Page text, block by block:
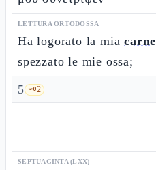
LETTURA ORTODOSSA
Ha logorato la miacarne
spezzato le mie ossa;
5 🗝️2
SEPTUAGINTA (LXX)